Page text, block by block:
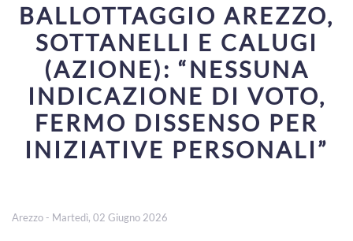
BALLOTTAGGIO AREZZO,
SOTTANELLI E CALUGI
(AZIONE): “NESSUNA
INDICAZIONE DI VOTO,
FERMO DISSENSO PER
INIZIATIVE PERSONALI”
Arezzo - Martedì, 02 Giugno 2026